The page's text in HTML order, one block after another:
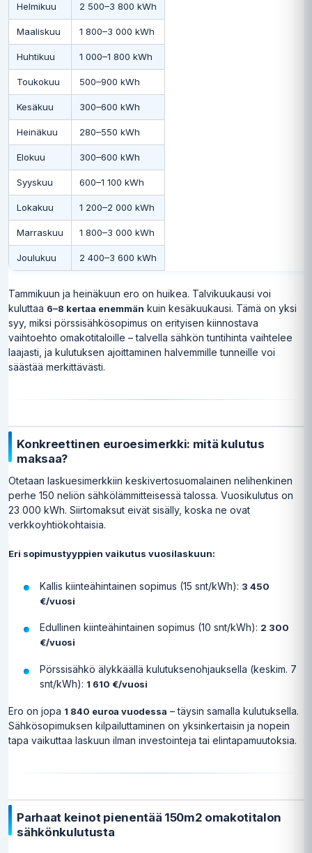
Helmikuu 2 500–3 800 kWh
Maaliskuu 1 800–3 000 kWh
Huhtikuu 1 000–1 800 kWh
Toukokuu 500–900 kWh
Kesäkuu 300–600 kWh
Heinäkuu 280–550 kWh
Elokuu 300–600 kWh
Syyskuu 600–1 100 kWh
Lokakuu 1 200–2 000 kWh
Marraskuu 1 800–3 000 kWh
Joulukuu 2 400–3 600 kWh
Tammikuun ja heinäkuun ero on huikea. Talvikuukausi voi
kuluttaa 6–8 kertaa enemmän kuin kesäkuukausi. Tämä on yksi
syy, miksi pörssisähkösopimus on erityisen kiinnostava
vaihtoehto omakotitaloille – talvella sähkön tuntihinta vaihtelee
laajasti, ja kulutuksen ajoittaminen halvemmille tunneille voi
säästää merkittävästi.
Konkreettinen euroesimerkki: mitä kulutus
maksaa?
Otetaan laskuesimerkkiin keskivertosuomalainen nelihenkinen
perhe 150 neliön sähkölämmitteisessä talossa. Vuosikulutus on
23 000 kWh. Siirtomaksut eivät sisälly, koska ne ovat
verkkoyhtiökohtaisia.
Eri sopimustyyppien vaikutus vuosilaskuun:
Kallis kiinteähintainen sopimus (15 snt/kWh): 3 450
€/vuosi
Edullinen kiinteähintainen sopimus (10 snt/kWh): 2 300
€/vuosi
Pörssisähkö älykkäällä kulutuksenohjauksella (keskim. 7
snt/kWh): 1 610 €/vuosi
Ero on jopa 1 840 euroa vuodessa – täysin samalla kulutuksella.
Sähkösopimuksen kilpailuttaminen on yksinkertaisin ja nopein
tapa vaikuttaa laskuun ilman investointeja tai elintapamuutoksia.
Parhaat keinot pienentää 150m2 omakotitalon
sähkönkulutusta